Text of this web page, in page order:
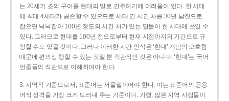
는 20세기 초의 구어를 현대의 말로 간주하기에 어려움이 있다. 한 시대
에 최대 4세대가 공존할 수 있으므로 세대 간 시간 차를 30년 남짓으로
잡으면 넉넉잡아 100년 정도의 시간 차가 있는 말들이 한 시대에 쓰일 수
있다. 그러므로 현대를 100년 전으로부터 현재 시점까지의 기간으로 규
정할 수도 있을 것이다. 그러나 이러한 시간 인식은 ‘현대’ 개념의 모호함
때문에 편의상 행할 수 있는 것일 뿐 객관적인 것은 아니다. ‘현대’는 국어
언중들의 직관으로 이해하여야 한다.
3. 지역적 기준으로서, 표준어는 서울말이어야 한다. 이는 표준어의 공용
어적 성격을 가장 크게 드러내 주는 기준이다. 가령, 많은 지역 사람들이